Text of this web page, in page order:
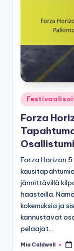
Posted
in
Forza
Forza Horizon
jännittävillä
haasteilla.
kokemuksia ja
kannustavat
pelaajat…
Posted
Mia Caldwell